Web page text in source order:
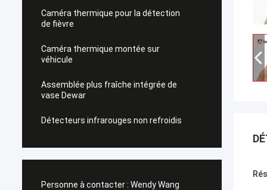
Caméra thermique pour la détection
de fièvre
Caméra thermique montée sur
véhicule
Assemblée plus fraîche intégrée de
vase Dewar
Détecteurs infrarouges non refroidis
Personne à contacter : Wendy Wang